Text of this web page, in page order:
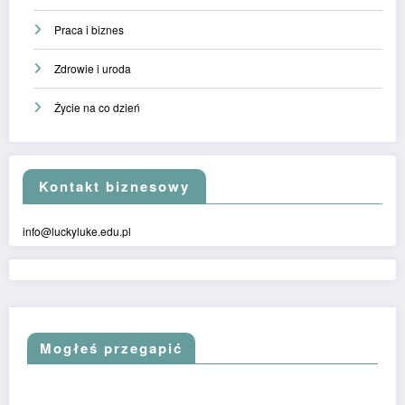
Praca i biznes
Zdrowie i uroda
Życie na co dzień
Kontakt biznesowy
info@luckyluke.edu.pl
Mogłeś przegapić